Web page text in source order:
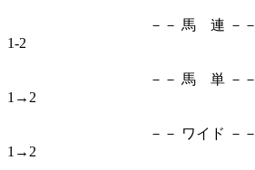
－－ 馬 連 －－
1-2
－－ 馬 単 －－
1→2
－－ ワイド －－
1→2